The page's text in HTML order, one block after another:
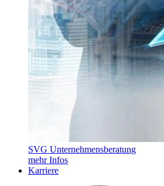
SVG Unternehmensberatung
mehr Infos
Karriere